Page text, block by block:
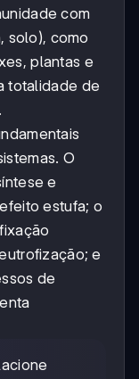
com
solo), como
plantas e
totalidade de
O
e
estufa; o
e
de